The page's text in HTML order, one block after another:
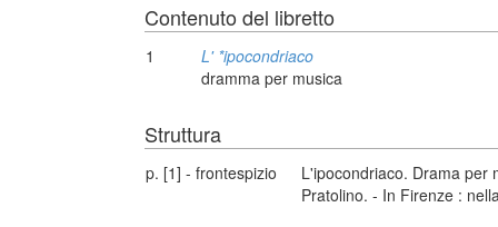
Contenuto del libretto
1
L' *ipocondriaco
dramma per musica
Struttura
p. [1] - frontespizio
L'ipocondriaco. Drama per
Pratolino. - In Firenze :